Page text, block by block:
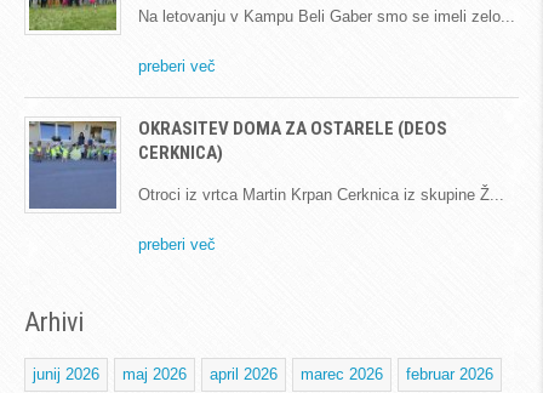
Na letovanju v Kampu Beli Gaber smo se imeli zelo
preberi več
OKRASITEV DOMA ZA OSTARELE (DEOS
CERKNICA)
Otroci iz vrtca Martin Krpan Cerknica iz skupine Ž
preberi več
Arhivi
junij 2026 maj 2026 april 2026 marec 2026 februar 2026